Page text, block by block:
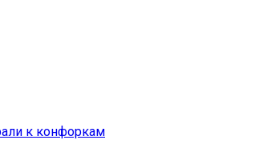
к конфоркам